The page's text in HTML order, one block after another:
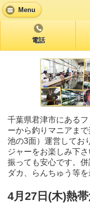
Menu
電話
千葉県君津市にある
ーから釣りマニアま
池の3面）運営してお
ジャーをお楽しみ下
振っても安心です。
ダカ、らんちゅう等
4月27日(木)熱